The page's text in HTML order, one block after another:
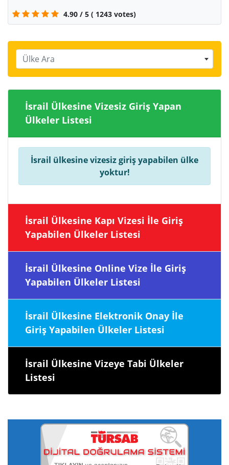
4.90 / 5 ( 1243 votes)
Ülke Ara
İsrail Ülkesine Vizesiz Giriş Yapan
Ülkeler Listesi
İsrail ülkesine vizesiz giriş yapabilen ülke
yoktur!
İsrail Ülkesine Kapı Vizesi İle Giriş
Yapabilen Ülkeler Listesi
İsrail Ülkesine Online Vize İle Giriş
Yapabilen Ülkeler Listesi
İsrail Ülkesine Elektronik Onay İle
Giriş Yapabilen Ülkeler Listesi
İsrail Ülkesine Vizeye Tabi Ülkeler
Listesi